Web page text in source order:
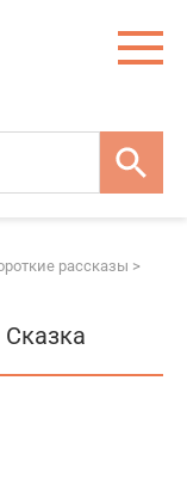
рассказы >